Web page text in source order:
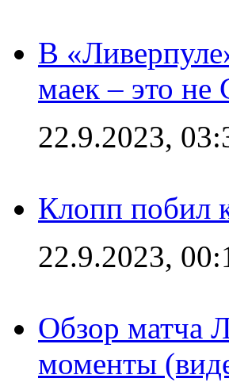
В
маек – это не
22.9.2023,
Клопп побил
22.9.2023,
Обзор матча
моменты